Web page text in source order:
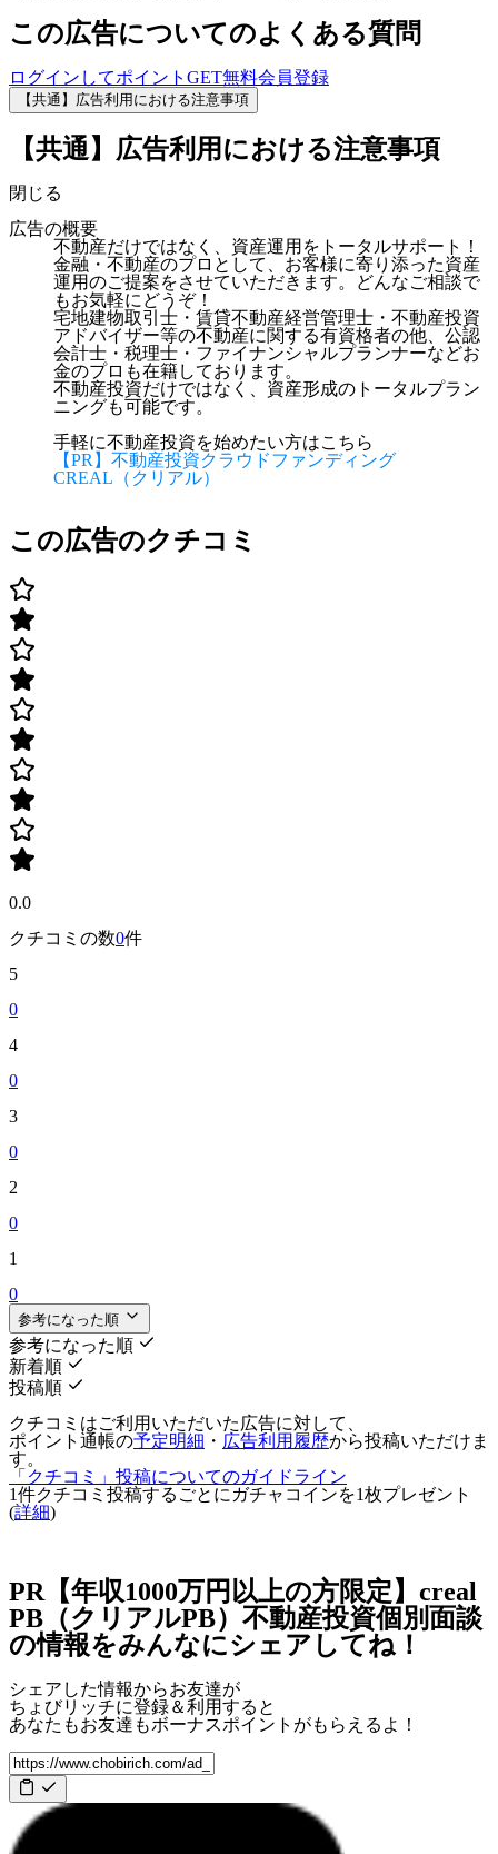
この広告についてのよくある質問
ログインしてポイントGET無料会員登録
【共通】広告利用における注意事項
【共通】広告利用における注意事項
閉じる
広告の概要
不動産だけではなく、資産運用をトータルサポート！
金融・不動産のプロとして、お客様に寄り添った資産
運用のご提案をさせていただきます。どんなご相談で
もお気軽にどうぞ！
宅地建物取引士・賃貸不動産経営管理士・不動産投資
アドバイザー等の不動産に関する有資格者の他、公認
会計士・税理士・ファイナンシャルプランナーなどお
金のプロも在籍しております。
不動産投資だけではなく、資産形成のトータルプラン
ニングも可能です。
手軽に不動産投資を始めたい方はこちら
【PR】不動産投資クラウドファンディング
CREAL（クリアル）
この広告のクチコミ
0.0
クチコミの数0件
5
0
4
0
3
0
2
0
1
0
参考になった順
参考になった順
新着順
投稿順
クチコミはご利用いただいた広告に対して、
ポイント通帳の予定明細 ・ 広告利用履歴から投稿いただけま
す。
「クチコミ」投稿についてのガイドライン
1件クチコミ投稿するごとに ガチャコインを1枚プレゼント
(詳細)
PR【年収1000万円以上の方限定】creal
PB（クリアルPB）不動産投資個別面談
の情報をみんなにシェアしてね！
シェアした情報からお友達が
ちょびリッチに登録＆利用すると
あなたもお友達もボーナスポイント がもらえるよ！